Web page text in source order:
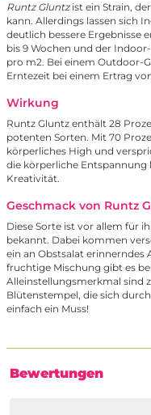
Runtz Gluntzist ein Strain,
kann. Allerdings lassen sich
deutlich bessere Ergebnisse
bis 9 Wochen und der
pro m2. Bei einem Outdoor-
Erntezeit bei einem Ertrag
Wirkung
Runtz Gluntz enthält 28
potenten Sorten. Mit 70
körperliches High und
die körperliche Entspannung
Kreativität.
Geschmack von Runtz
Diese Sorte ist vor allem für
bekannt. Dabei kommen
ein an Obstsalat erinnerndes
fruchtige Mischung gibt es
Alleinstellungsmerkmal sind
Blütenstempel, die sich
einfach ein Muss!
Bewertungen